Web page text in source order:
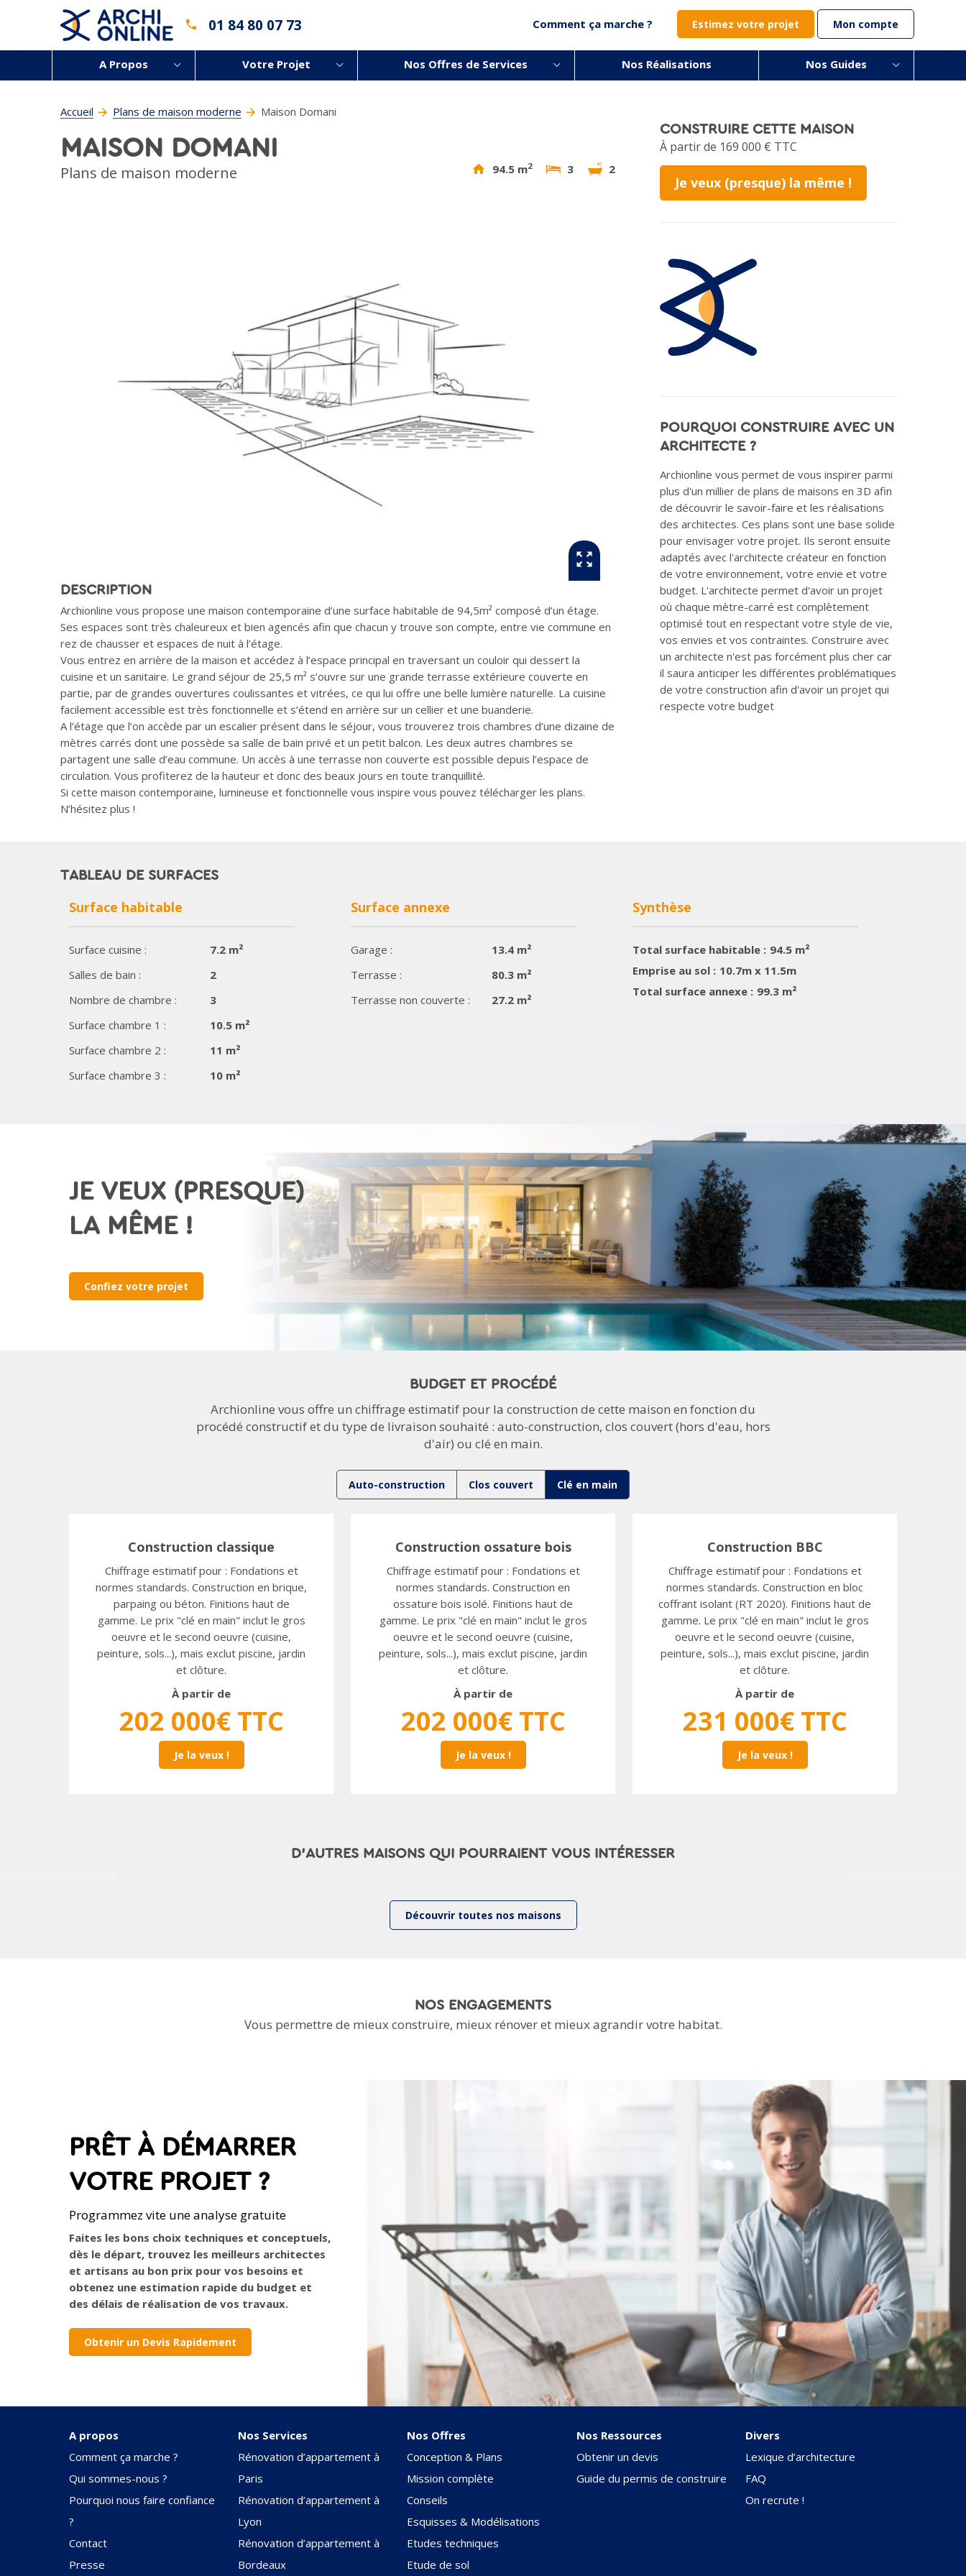
01 84 80 07 73 Comment ça marche ? Estimez votre projet Mon compte
A Propos Votre Projet Nos Offres de Services Nos Réalisations Nos Guides
Accueil Plans de maison moderne Maison Domani
MAISON DOMANI
Plans de maison moderne 94.5 m2 3 2
DESCRIPTION
Archionline vous propose une maison contemporaine d’une surface habitable de 94,5m² composé d’un étage.
Ses espaces sont très chaleureux et bien agencés afin que chacun y trouve son compte, entre vie commune en
rez de chausser et espaces de nuit à l’étage.
Vous entrez en arrière de la maison et accédez à l’espace principal en traversant un couloir qui dessert la
cuisine et un sanitaire. Le grand séjour de 25,5 m² s’ouvre sur une grande terrasse extérieure couverte en
partie, par de grandes ouvertures coulissantes et vitrées, ce qui lui offre une belle lumière naturelle. La cuisine
facilement accessible est très fonctionnelle et s’étend en arrière sur un cellier et une buanderie.
A l’étage que l’on accède par un escalier présent dans le séjour, vous trouverez trois chambres d’une dizaine de
mètres carrés dont une possède sa salle de bain privé et un petit balcon. Les deux autres chambres se
partagent une salle d’eau commune. Un accès à une terrasse non couverte est possible depuis l’espace de
circulation. Vous profiterez de la hauteur et donc des beaux jours en toute tranquillité.
Si cette maison contemporaine, lumineuse et fonctionnelle vous inspire vous pouvez télécharger les plans.
N’hésitez plus !
CONSTRUIRE CETTE MAISON
À partir de 169 000 € TTC
Je veux (presque) la même !
POURQUOI CONSTRUIRE AVEC UN
ARCHITECTE ?
Archionline vous permet de vous inspirer parmi
plus d'un millier de plans de maisons en 3D afin
de découvrir le savoir-faire et les réalisations
des architectes. Ces plans sont une base solide
pour envisager votre projet. Ils seront ensuite
adaptés avec l'architecte créateur en fonction
de votre environnement, votre envie et votre
budget. L'architecte permet d'avoir un projet
où chaque mètre-carré est complètement
optimisé tout en respectant votre style de vie,
vos envies et vos contraintes. Construire avec
un architecte n'est pas forcément plus cher car
il saura anticiper les différentes problématiques
de votre construction afin d'avoir un projet qui
respecte votre budget
TABLEAU DE SURFACES
Surface habitable
Surface cuisine :
7.2 m²
Salles de bain :
2
Nombre de chambre :
3
Surface chambre 1 :
10.5 m²
Surface chambre 2 :
11 m²
Surface chambre 3 :
10 m²
Surface annexe
Garage :
13.4 m²
Terrasse :
80.3 m²
Terrasse non couverte :
27.2 m²
Synthèse
Total surface habitable : 94.5 m²
Emprise au sol : 10.7m x 11.5m
Total surface annexe : 99.3 m²
JE VEUX (PRESQUE)
LA MÊME !
Confiez votre projet
BUDGET ET PROCÉDÉ
Archionline vous offre un chiffrage estimatif pour la construction de cette maison en fonction du
procédé constructif et du type de livraison souhaité : auto-construction, clos couvert (hors d'eau, hors
d'air) ou clé en main.
Auto-construction Clos couvert Clé en main
Construction classique
Chiffrage estimatif pour : Fondations et
normes standards. Construction en brique,
parpaing ou béton. Finitions haut de
gamme. Le prix "clé en main" inclut le gros
oeuvre et le second oeuvre (cuisine,
peinture, sols...), mais exclut piscine, jardin
et clôture.
À partir de
202 000€ TTC
Je la veux !
Construction ossature bois
Chiffrage estimatif pour : Fondations et
normes standards. Construction en
ossature bois isolé. Finitions haut de
gamme. Le prix "clé en main" inclut le gros
oeuvre et le second oeuvre (cuisine,
peinture, sols...), mais exclut piscine, jardin
et clôture.
À partir de
202 000€ TTC
Je la veux !
Construction BBC
Chiffrage estimatif pour : Fondations et
normes standards. Construction en bloc
coffrant isolant (RT 2020). Finitions haut de
gamme. Le prix "clé en main" inclut le gros
oeuvre et le second oeuvre (cuisine,
peinture, sols...), mais exclut piscine, jardin
et clôture.
À partir de
231 000€ TTC
Je la veux !
D'AUTRES MAISONS QUI POURRAIENT VOUS INTÉRESSER
Découvrir toutes nos maisons
NOS ENGAGEMENTS
Vous permettre de mieux construire, mieux rénover et mieux agrandir votre habitat.
PRÊT À DÉMARRER
VOTRE PROJET ?
Programmez vite une analyse gratuite
Faites les bons choix techniques et conceptuels,
dès le départ, trouvez les meilleurs architectes
et artisans au bon prix pour vos besoins et
obtenez une estimation rapide du budget et
des délais de réalisation de vos travaux.
Obtenir un Devis Rapidement
A propos
Comment ça marche ?
Qui sommes-nous ?
Pourquoi nous faire confiance
?
Contact
Presse
Nos Services
Rénovation d’appartement à
Paris
Rénovation d’appartement à
Lyon
Rénovation d’appartement à
Bordeaux
Nos Offres
Conception & Plans
Mission complète
Conseils
Esquisses & Modélisations
Etudes techniques
Etude de sol
Nos Ressources
Obtenir un devis
Guide du permis de construire
Divers
Lexique d’architecture
FAQ
On recrute !